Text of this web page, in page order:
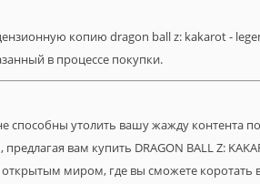
копию dragon ball z: kakarot -
в процессе покупки.
способны утолить вашу жажду контента
вам купить DRAGON BALL Z:
миром, где вы сможете коротать